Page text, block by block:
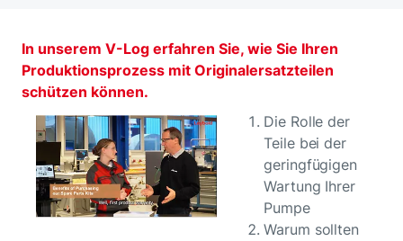
In unserem V-Log erfahren Sie, wie Sie Ihren
Produktionsprozess mit Originalersatzteilen
schützen können.
Die Rolle der
Teile bei der
geringfügigen
Wartung Ihrer
Pumpe
Warum sollten